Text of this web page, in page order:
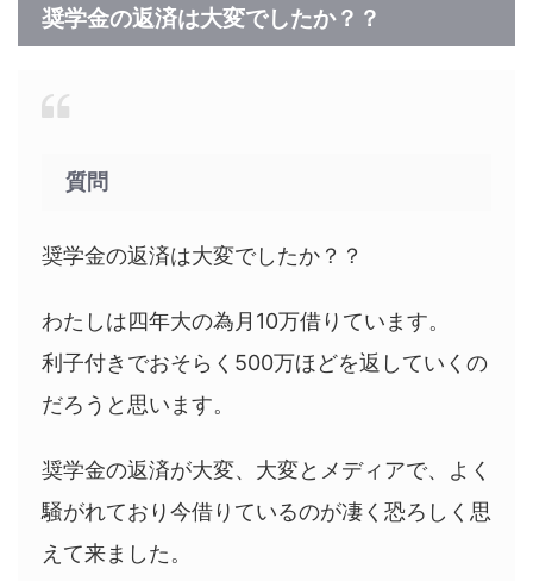
奨学金の返済は大変でしたか？？
質問
奨学金の返済は大変でしたか？？
わたしは四年大の為月10万借りています。
利子付きでおそらく500万ほどを返していくの
だろうと思います。
奨学金の返済が大変、大変とメディアで、よく
騒がれており今借りているのが凄く恐ろしく思
えて来ました。